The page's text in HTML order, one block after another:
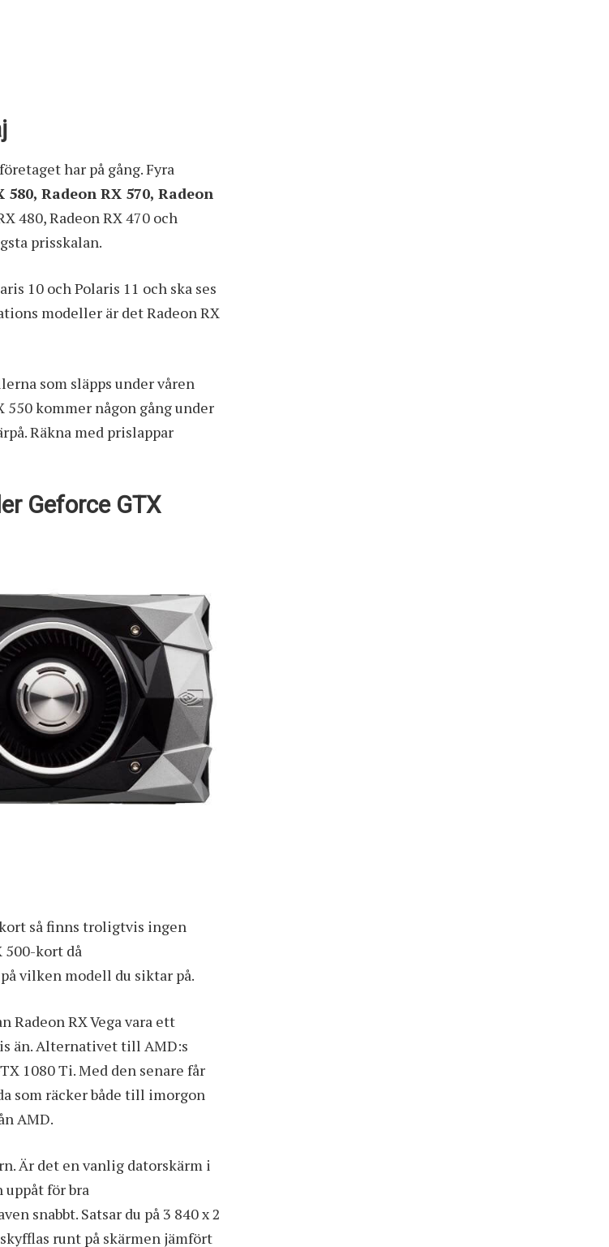
har på gång. Fyra
580, Radeon RX 570, Radeon
480, Radeon RX 470 och
prisskalan.
10 och Polaris 11 och ska ses
modeller är det Radeon RX
som släpps under våren
550 kommer någon gång under
Räkna med prislappar
Geforce GTX
kort så finns troligtvis ingen
500-kort då
vilken modell du siktar på.
Radeon RX Vega vara ett
än. Alternativet till AMD:s
1080 Ti. Med den senare får
som räcker både till imorgon
AMD.
Är det en vanlig datorskärm i
för bra
snabbt. Satsar du på 3 840 x 2
runt på skärmen jämfört